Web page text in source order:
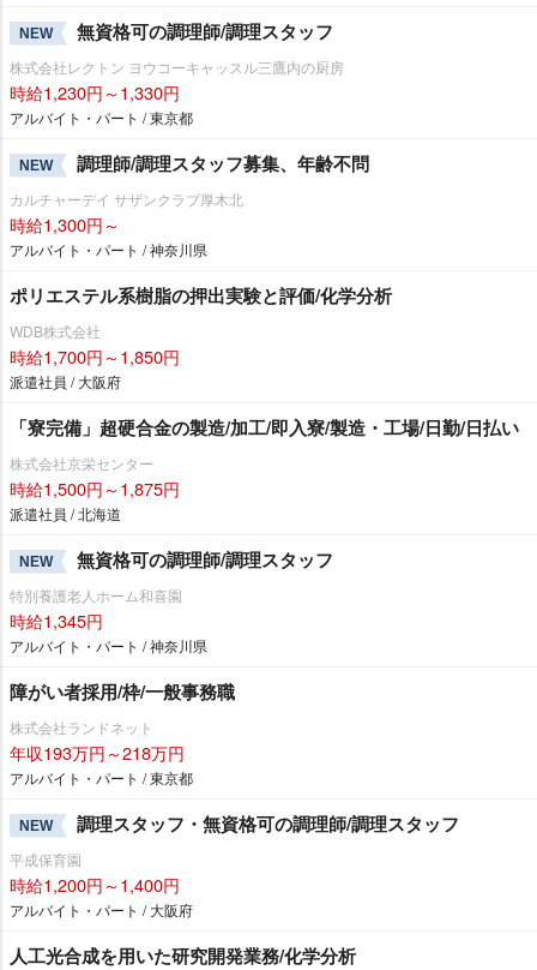
NEW 無資格可の調理師/調理スタッフ
株式会社レクトン ヨウコーキャッスル三鷹内の厨房
時給1,230円～1,330円
アルバイト・パート / 東京都
NEW 調理師/調理スタッフ募集、年齢不問
カルチャーデイ サザンクラブ厚木北
時給1,300円～
アルバイト・パート / 神奈川県
ポリエステル系樹脂の押出実験と評価/化学分析
WDB株式会社
時給1,700円～1,850円
派遣社員 / 大阪府
「寮完備」超硬合金の製造/加工/即入寮/製造・工場/日勤/日払い
株式会社京栄センター
時給1,500円～1,875円
派遣社員 / 北海道
NEW 無資格可の調理師/調理スタッフ
特別養護老人ホーム和喜園
時給1,345円
アルバイト・パート / 神奈川県
障がい者採用/枠/一般事務職
株式会社ランドネット
年収193万円～218万円
アルバイト・パート / 東京都
NEW 調理スタッフ・無資格可の調理師/調理スタッフ
平成保育園
時給1,200円～1,400円
アルバイト・パート / 大阪府
人工光合成を用いた研究開発業務/化学分析